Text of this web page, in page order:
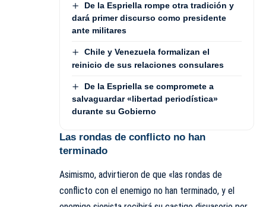
De la Espriella rompe otra tradición y
dará primer discurso como presidente
ante militares
Chile y Venezuela formalizan el
reinicio de sus relaciones consulares
De la Espriella se compromete a
salvaguardar «libertad periodística»
durante su Gobierno
Las rondas de conflicto no han
terminado
Asimismo, advirtieron de que «las rondas de
conflicto con el enemigo no han terminado, y el